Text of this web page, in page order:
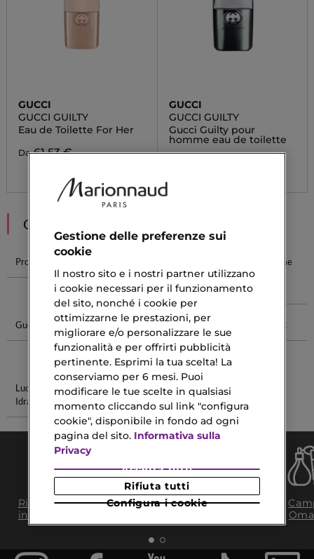
GUCCI
GUCCI GUILTY
Eau de Toilette For Her
Da 61,53 €
GUCCI
GUCCI GUILTY
Gucci Guilty pour
homme eau de toilette
CONSIGLIATI PER TE
Profumi Gucci
Uomo
De Parfum
Dior Homme
Eau De
Toilette
Gucci Donna
Struccante
Per Pelli
Sensibili
Collagen Eye Creme SVR
Lucidalabbra
Idratante
Fard 4 Colori
Ritiro in negozio
in 2H
Consegna Gratuita
da 35€​ in 24/48H
Gestione delle preferenze sui
cookie
Il nostro sito e i nostri partner utilizzano
i cookie necessari per il funzionamento
del sito, nonché i cookie per
ottimizzarne le prestazioni, per
migliorare e/o personalizzare le sue
funzionalità e per offrirti pubblicità
pertinente. Esprimi la tua scelta! La
conserviamo per 6 mesi. Puoi
modificare le tue scelte in qualsiasi
momento cliccando sul link "configura
cookie", disponibile in fondo ad ogni
pagina del sito. Informativa sulla
Privacy
Configura i cookie
Rifiuta tutti
Accetta tutti